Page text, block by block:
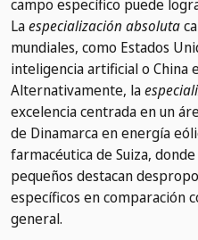
campo específico puede
Laespecialización absoluta
mundiales, como Estados
inteligencia artificial o China
Alternativamente, la
excelencia centrada en un
de Dinamarca en energía
farmacéutica de Suiza,
pequeños destacan
específicos en comparación
general.